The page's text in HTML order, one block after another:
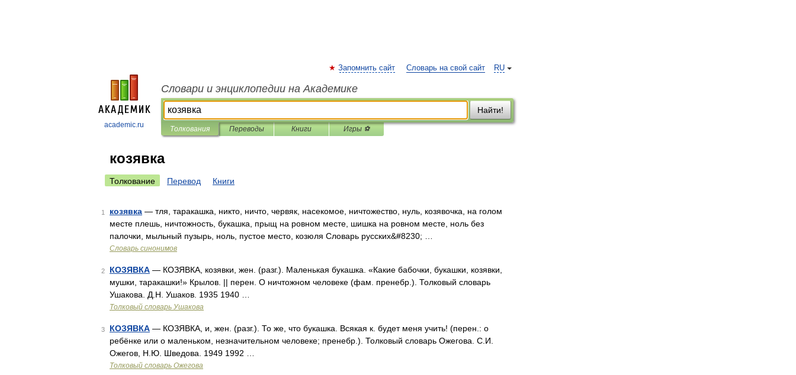
academic.ru
RU
Запомнить сайт Словарь на свой сайт
Словари и энциклопедии на Академике
Найти!
Толкования Переводы Книги Игры ⚽
козявка
Толкование Перевод Книги
1 козявка — тля, таракашка, никто, ничто, червяк, насекомое, ничтожество, нуль, козявочка, на голом
месте плешь, ничтожность, букашка, прыщ на ровном месте, шишка на ровном месте, ноль без
палочки, мыльный пузырь, ноль, пустое место, козюля Словарь русских&#8230; …
Словарь синонимов
2 КОЗЯВКА — КОЗЯВКА, козявки, жен. (разг.). Маленькая букашка. «Какие бабочки, букашки, козявки,
мушки, таракашки!» Крылов. || перен. О ничтожном человеке (фам. пренебр.). Толковый словарь
Ушакова. Д.Н. Ушаков. 1935 1940 …
Толковый словарь Ушакова
3 КОЗЯВКА — КОЗЯВКА, и, жен. (разг.). То же, что букашка. Всякая к. будет меня учить! (перен.: о
ребёнке или о маленьком, незначительном человеке; пренебр.). Толковый словарь Ожегова. С.И.
Ожегов, Н.Ю. Шведова. 1949 1992 …
Толковый словарь Ожегова